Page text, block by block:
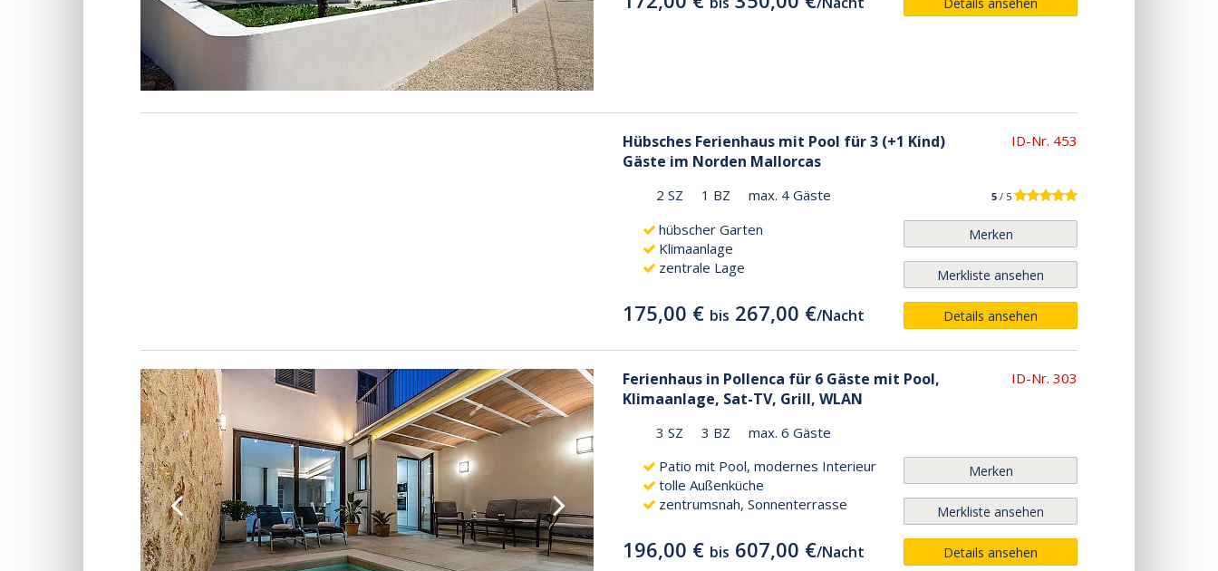
Details ansehen
Hübsches Ferienhaus mit Pool für 3 (+1 Kind)
Gäste im Norden Mallorcas
ID-Nr. 453
2 SZ 1 BZ max. 4 Gäste 5 / 5
hübscher Garten
Klimaanlage
zentrale Lage
175,00 € bis 267,00 €/Nacht
Merken
Merkliste ansehen
Details ansehen
Ferienhaus in Pollenca für 6 Gäste mit Pool,
Klimaanlage, Sat-TV, Grill, WLAN
ID-Nr. 303
3 SZ 3 BZ
max. 6 Gäste
Patio mit Pool, modernes Interieur
tolle Außenküche
zentrumsnah, Sonnenterrasse
196,00 € bis 607,00 €/Nacht
Merken
Merkliste ansehen
Details ansehen